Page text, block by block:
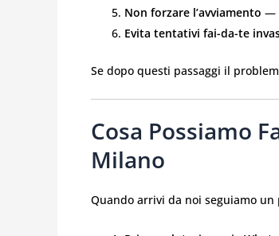
Non forzare l’avviamento —
Evita tentativi fai-da-te
Se dopo questi passaggi il
Cosa Possiamo
Milano
Quando arrivi da noi seguiamo